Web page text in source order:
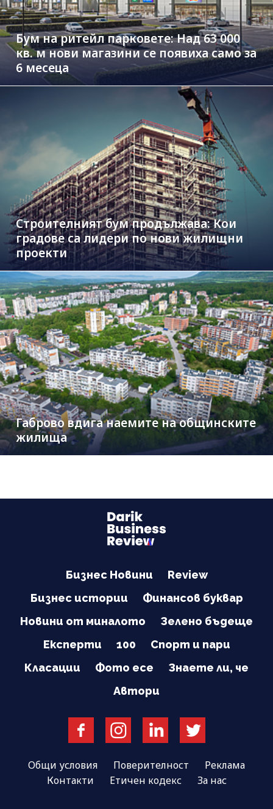
Бум на ритейл парковете: Над 63 000
кв. м нови магазини се появиха само за
6 месеца
Строителният бум продължава: Кои
градове са лидери по нови жилищни
проекти
Габрово вдига наемите на общинските
жилища
Бизнес Новини
Review
Бизнес истории
Финансов буквар
Новини от миналото
Зелено бъдеще
Експерти
100
Спорт и пари
Класации
Фото есе
Знаете ли, че
Автори
Общи условия Поверителност
Реклама
Контакти
Етичен кодекс За нас